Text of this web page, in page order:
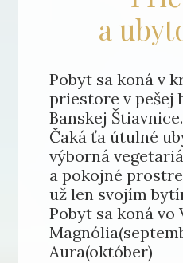
a
Pobyt sa koná v
priestore v pešej
Banskej Štiavnice.
Čaká ťa útulné
výborná
a pokojné
už len svojím
Pobyt sa koná vo
Aura(október)